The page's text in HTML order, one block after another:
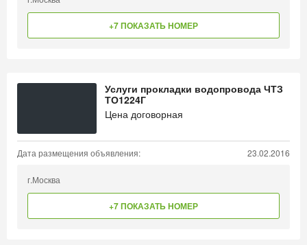
+7 ПОКАЗАТЬ НОМЕР
Услуги прокладки водопровода ЧТЗ
ТО1224Г
Цена договорная
Дата размещения объявления: 23.02.2016
г.Москва
+7 ПОКАЗАТЬ НОМЕР